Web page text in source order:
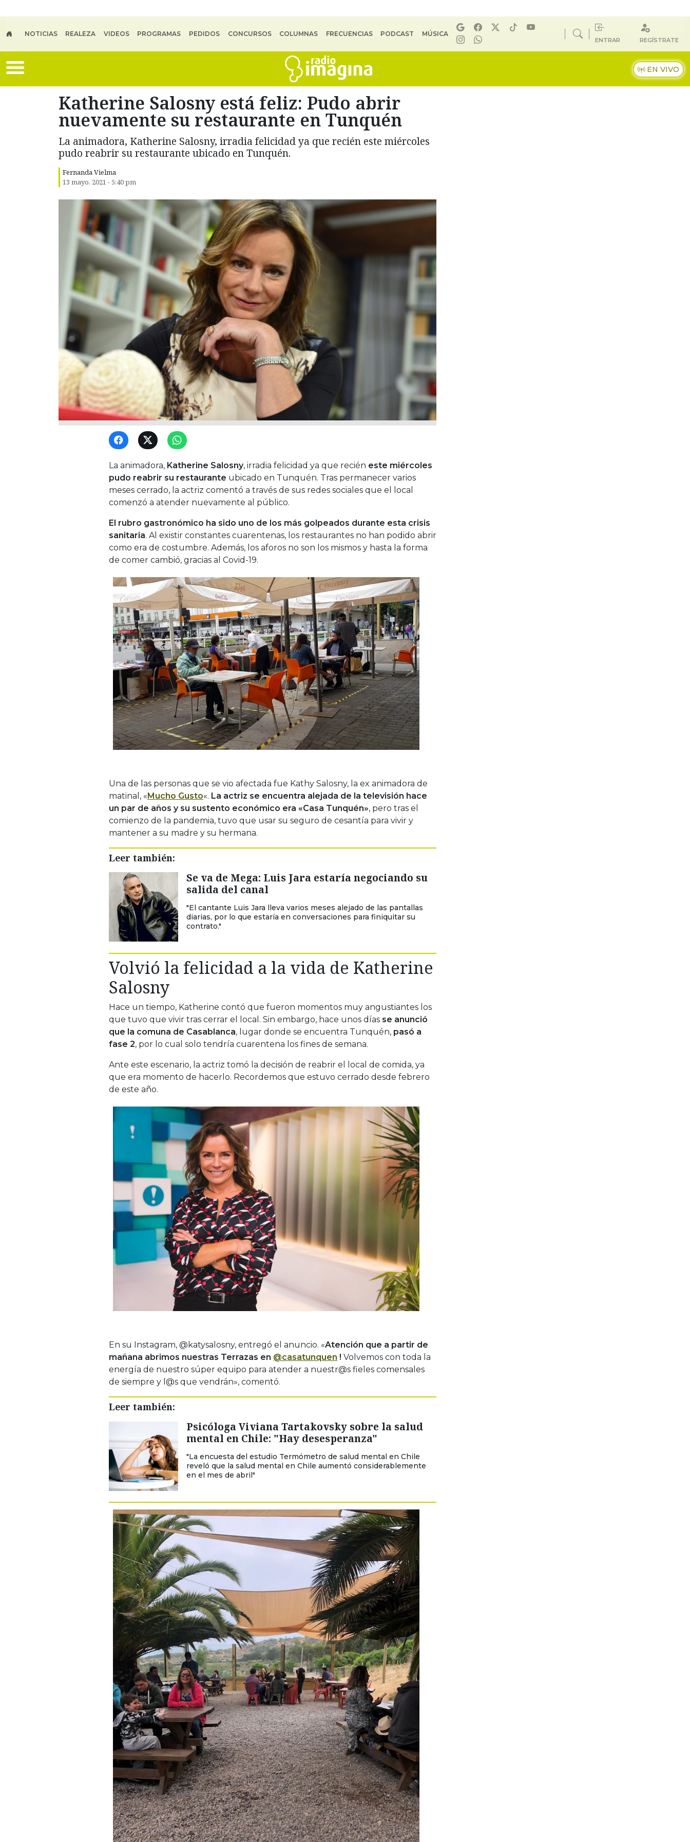
NOTICIAS REALEZA VIDEOS PROGRAMAS PEDIDOS CONCURSOS COLUMNAS FRECUENCIAS PODCAST MÚSICA
ENTRAR REGÍSTRATE
EN VIVO
Katherine Salosny está feliz: Pudo abrir
nuevamente su restaurante en Tunquén
La animadora, Katherine Salosny, irradia felicidad ya que recién este miércoles
pudo reabrir su restaurante ubicado en Tunquén.
Fernanda Vielma
13 mayo, 2021 - 5:40 pm
La animadora, Katherine Salosny, irradia felicidad ya que recién este miércoles
pudo reabrir su restaurante ubicado en Tunquén. Tras permanecer varios
meses cerrado, la actriz comentó a través de sus redes sociales que el local
comenzó a atender nuevamente al público.
El rubro gastronómico ha sido uno de los más golpeados durante esta crisis
sanitaria. Al existir constantes cuarentenas, los restaurantes no han podido abrir
como era de costumbre. Además, los aforos no son los mismos y hasta la forma
de comer cambió, gracias al Covid-19.
Una de las personas que se vio afectada fue Kathy Salosny, la ex animadora de
matinal, «Mucho Gusto«. La actriz se encuentra alejada de la televisión hace
un par de años y su sustento económico era «Casa Tunquén», pero tras el
comienzo de la pandemia, tuvo que usar su seguro de cesantía para vivir y
mantener a su madre y su hermana.
Leer también:
Se va de Mega: Luis Jara estaría negociando su
salida del canal
"El cantante Luis Jara lleva varios meses alejado de las pantallas
diarias, por lo que estaría en conversaciones para finiquitar su
contrato."
Volvió la felicidad a la vida de Katherine
Salosny
Hace un tiempo, Katherine contó que fueron momentos muy angustiantes los
que tuvo que vivir tras cerrar el local. Sin embargo, hace unos días se anunció
que la comuna de Casablanca, lugar donde se encuentra Tunquén, pasó a
fase 2, por lo cual solo tendría cuarentena los fines de semana.
Ante este escenario, la actriz tomó la decisión de reabrir el local de comida, ya
que era momento de hacerlo. Recordemos que estuvo cerrado desde febrero
de este año.
En su Instagram, @katysalosny, entregó el anuncio. «Atención que a partir de
mañana abrimos nuestras Terrazas en @casatunquen ! Volvemos con toda la
energía de nuestro súper equipo para atender a nuestr@s fieles comensales
de siempre y l@s que vendrán», comentó.
Leer también:
Psicóloga Viviana Tartakovsky sobre la salud
mental en Chile: "Hay desesperanza"
"La encuesta del estudio Termómetro de salud mental en Chile
reveló que la salud mental en Chile aumentó considerablemente
en el mes de abril"